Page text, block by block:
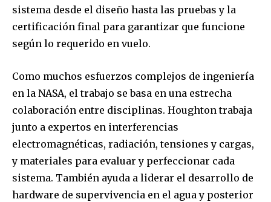
sistema desde el diseño hasta las pruebas y la
certificación final para garantizar que funcione
según lo requerido en vuelo.
Como muchos esfuerzos complejos de ingeniería
en la NASA, el trabajo se basa en una estrecha
colaboración entre disciplinas. Houghton trabaja
junto a expertos en interferencias
electromagnéticas, radiación, tensiones y cargas,
y materiales para evaluar y perfeccionar cada
sistema. También ayuda a liderar el desarrollo de
hardware de supervivencia en el agua y posterior